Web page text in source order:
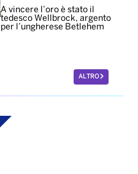
A vincere l’oro è stato il
tedesco Wellbrock, argento
per l’ungherese Betlehem
ALTRO